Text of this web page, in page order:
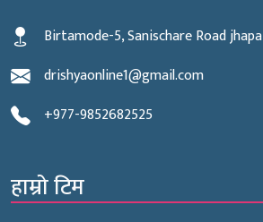
Birtamode-5, Sanischare Road jhapa
drishyaonline1@gmail.com
+977-9852682525
हाम्रो टिम